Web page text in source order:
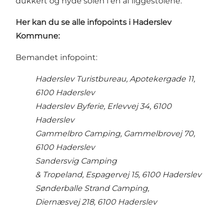
Her kan du se alle infopoints i Haderslev
Kommune:
Bemandet infopoint:
Haderslev Turistbureau, Apotekergade 11,
6100 Haderslev
Haderslev Byferie, Erlevvej 34, 6100
Haderslev
Gammelbro Camping, Gammelbrovej 70,
6100 Haderslev
Sandersvig Camping
& Tropeland, Espagervej 15, 6100 Haderslev
Sønderballe Strand Camping,
Diernæsvej 218, 6100 Haderslev